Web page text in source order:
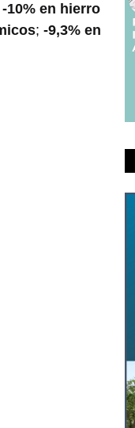
-10% en hierro
; -9,3% en